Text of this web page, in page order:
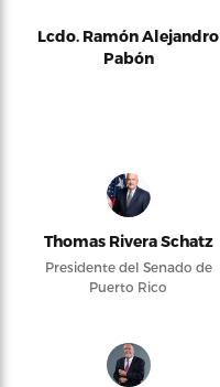
Lcdo. Ramón Alejandro
Pabón
Thomas Rivera Schatz
Presidente del Senado de
Puerto Rico